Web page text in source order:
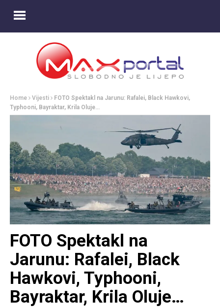
Home Vijesti
FOTO Spektakl na Jarunu: Rafalei, Black Hawkovi,
Typhooni, Bayraktar, Krila Oluje…
FOTO Spektakl na
Jarunu: Rafalei, Black
Hawkovi, Typhooni,
Bayraktar, Krila Oluje…